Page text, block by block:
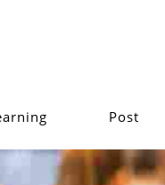
Post